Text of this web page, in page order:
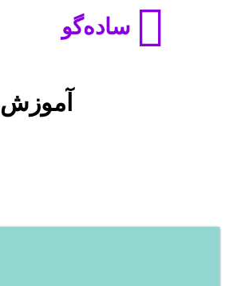
ساده‌گو
آموزش